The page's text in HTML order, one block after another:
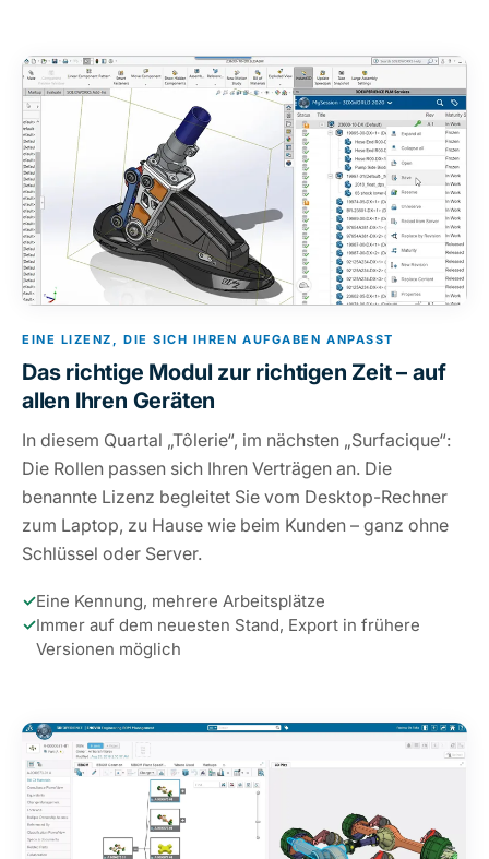
EINE LIZENZ, DIE SICH IHREN AUFGABEN ANPASST
Das richtige Modul zur richtigen Zeit – auf
allen Ihren Geräten
In diesem Quartal „Tôlerie“, im nächsten „Surfacique“:
Die Rollen passen sich Ihren Verträgen an. Die
benannte Lizenz begleitet Sie vom Desktop-Rechner
zum Laptop, zu Hause wie beim Kunden – ganz ohne
Schlüssel oder Server.
✓Eine Kennung, mehrere Arbeitsplätze
✓Immer auf dem neuesten Stand, Export in frühere
Versionen möglich